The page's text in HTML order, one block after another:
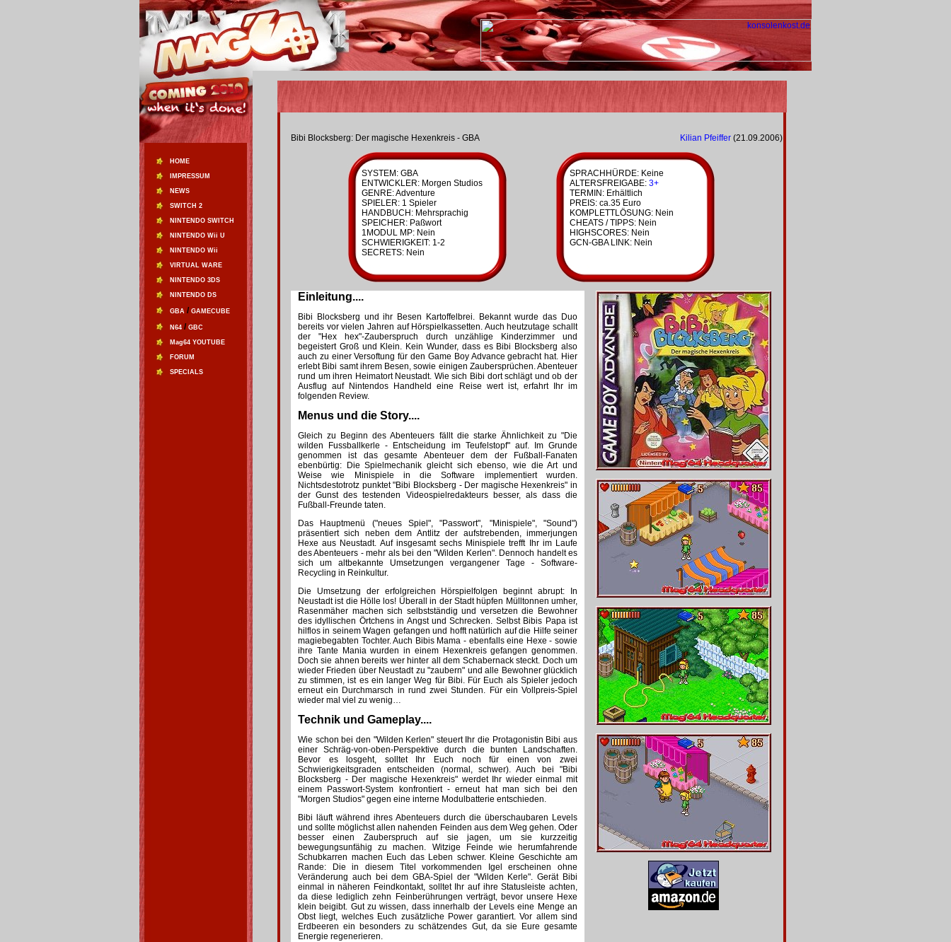
HOME
IMPRESSUM
NEWS
SWITCH 2
NINTENDO SWITCH
NINTENDO Wii U
NINTENDO Wii
VIRTUAL WARE
NINTENDO 3DS
NINTENDO DS
GBA / GAMECUBE
N64 / GBC
Mag64 YOUTUBE
FORUM
SPECIALS
Bibi Blocksberg: Der magische Hexenkreis - GBA Kilian Pfeiffer (21.09.2006)
SYSTEM: GBA
ENTWICKLER: Morgen Studios
GENRE: Adventure
SPIELER: 1 Spieler
HANDBUCH: Mehrsprachig
SPEICHER: Paßwort
1MODUL MP: Nein
SCHWIERIGKEIT: 1-2
SECRETS: Nein
SPRACHHÜRDE: Keine
ALTERSFREIGABE: 3+
TERMIN: Erhältlich
PREIS: ca.35 Euro
KOMPLETTLÖSUNG: Nein
CHEATS / TIPPS: Nein
HIGHSCORES: Nein
GCN-GBA LINK: Nein
Einleitung....
Bibi Blocksberg und ihr Besen Kartoffelbrei. Bekannt wurde das Duo
bereits vor vielen Jahren auf Hörspielkassetten. Auch heutzutage schallt
der "Hex hex"-Zauberspruch durch unzählige Kinderzimmer und
begeistert Groß und Klein. Kein Wunder, dass es Bibi Blocksberg also
auch zu einer Versoftung für den Game Boy Advance gebracht hat. Hier
erlebt Bibi samt ihrem Besen, sowie einigen Zaubersprüchen. Abenteuer
rund um ihren Heimatort Neustadt. Wie sich Bibi dort schlägt und ob der
Ausflug auf Nintendos Handheld eine Reise wert ist, erfahrt Ihr im
folgenden Review.
Menus und die Story....
Gleich zu Beginn des Abenteuers fällt die starke Ähnlichkeit zu "Die
wilden Fussballkerle - Entscheidung im Teufelstopf" auf. Im Grunde
genommen ist das gesamte Abenteuer dem der Fußball-Fanaten
ebenbürtig: Die Spielmechanik gleicht sich ebenso, wie die Art und
Weise wie Minispiele in die Software implementiert wurden.
Nichtsdestotrotz punktet "Bibi Blocksberg - Der magische Hexenkreis" in
der Gunst des testenden Videospielredakteurs besser, als dass die
Fußball-Freunde taten.
Das Hauptmenü ("neues Spiel", "Passwort", "Minispiele", "Sound")
präsentiert sich neben dem Antlitz der aufstrebenden, immerjungen
Hexe aus Neustadt. Auf insgesamt sechs Minispiele trefft Ihr im Laufe
des Abenteuers - mehr als bei den "Wilden Kerlen". Dennoch handelt es
sich um altbekannte Umsetzungen vergangener Tage - Software-
Recycling in Reinkultur.
Die Umsetzung der erfolgreichen Hörspielfolgen beginnt abrupt: In
Neustadt ist die Hölle los! Überall in der Stadt hüpfen Mülltonnen umher,
Rasenmäher machen sich selbstständig und versetzen die Bewohner
des idyllischen Örtchens in Angst und Schrecken. Selbst Bibis Papa ist
hilflos in seinem Wagen gefangen und hofft natürlich auf die Hilfe seiner
magiebegabten Tochter. Auch Bibis Mama - ebenfalls eine Hexe - sowie
ihre Tante Mania wurden in einem Hexenkreis gefangen genommen.
Doch sie ahnen bereits wer hinter all dem Schabernack steckt. Doch um
wieder Frieden über Neustadt zu "zaubern" und alle Bewohner glücklich
zu stimmen, ist es ein langer Weg für Bibi. Für Euch als Spieler jedoch
erneut ein Durchmarsch in rund zwei Stunden. Für ein Vollpreis-Spiel
wieder mal viel zu wenig…
Technik und Gameplay....
Wie schon bei den "Wilden Kerlen" steuert Ihr die Protagonistin Bibi aus
einer Schräg-von-oben-Perspektive durch die bunten Landschaften.
Bevor es losgeht, solltet Ihr Euch noch für einen von zwei
Schwierigkeitsgraden entscheiden (normal, schwer). Auch bei "Bibi
Blocksberg - Der magische Hexenkreis" werdet Ihr wieder einmal mit
einem Passwort-System konfrontiert - erneut hat man sich bei den
"Morgen Studios" gegen eine interne Modulbatterie entschieden.
Bibi läuft während ihres Abenteuers durch die überschaubaren Levels
und sollte möglichst allen nahenden Feinden aus dem Weg gehen. Oder
besser einen Zauberspruch auf sie jagen, um sie kurzzeitig
bewegungsunfähig zu machen. Witzige Feinde wie herumfahrende
Schubkarren machen Euch das Leben schwer. Kleine Geschichte am
Rande: Die in diesem Titel vorkommenden Igel erscheinen ohne
Veränderung auch bei dem GBA-Spiel der "Wilden Kerle". Gerät Bibi
einmal in näheren Feindkontakt, solltet Ihr auf ihre Statusleiste achten,
da diese lediglich zehn Feinberührungen verträgt, bevor unsere Hexe
klein beigibt. Gut zu wissen, dass innerhalb der Levels eine Menge an
Obst liegt, welches Euch zusätzliche Power garantiert. Vor allem sind
Erdbeeren ein besonders zu schätzendes Gut, da sie Eure gesamte
Energie regenerieren.